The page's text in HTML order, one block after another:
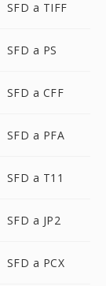
SFD a TIFF
SFD a PS
SFD a CFF
SFD a PFA
SFD a T11
SFD a JP2
SFD a PCX